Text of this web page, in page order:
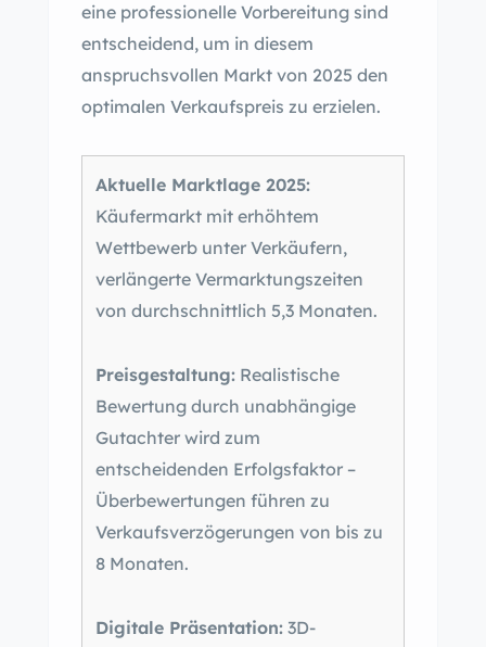
eine professionelle Vorbereitung sind
entscheidend, um in diesem
anspruchsvollen Markt von 2025 den
optimalen Verkaufspreis zu erzielen.
Aktuelle Marktlage 2025:
Käufermarkt mit erhöhtem
Wettbewerb unter Verkäufern,
verlängerte Vermarktungszeiten
von durchschnittlich 5,3 Monaten.
Preisgestaltung: Realistische
Bewertung durch unabhängige
Gutachter wird zum
entscheidenden Erfolgsfaktor –
Überbewertungen führen zu
Verkaufsverzögerungen von bis zu
8 Monaten.
Digitale Präsentation: 3D-